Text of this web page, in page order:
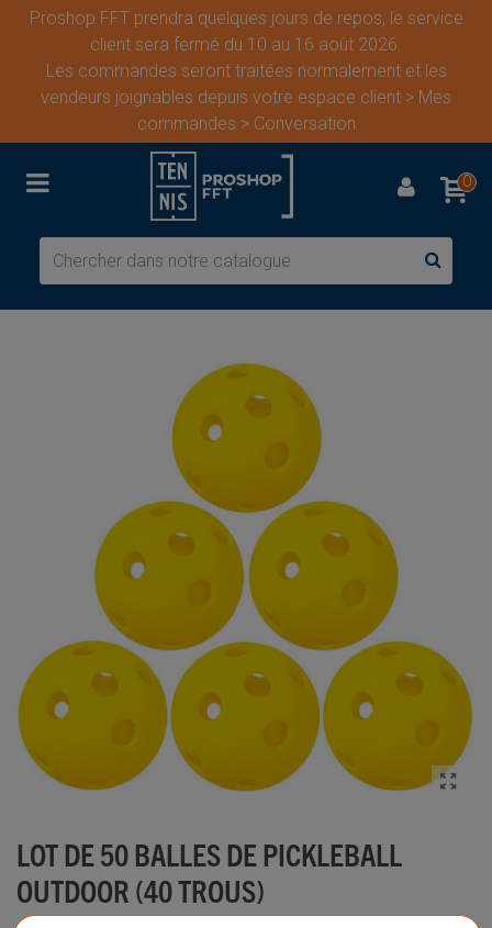
Proshop FFT prendra quelques jours de repos, le service
client sera fermé du 10 au 16 août 2026.
Les commandes seront traitées normalement et les
vendeurs joignables depuis votre espace client > Mes
commandes > Conversation
0
LOT DE 50 BALLES DE PICKLEBALL
OUTDOOR (40 TROUS)